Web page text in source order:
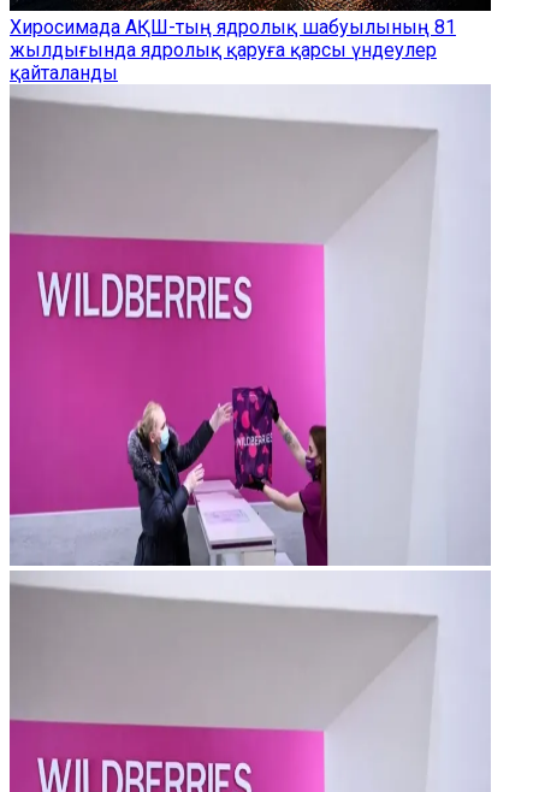
Хиросимада АҚШ-тың ядролық шабуылының 81
жылдығында ядролық қаруға қарсы үндеулер
қайталанды